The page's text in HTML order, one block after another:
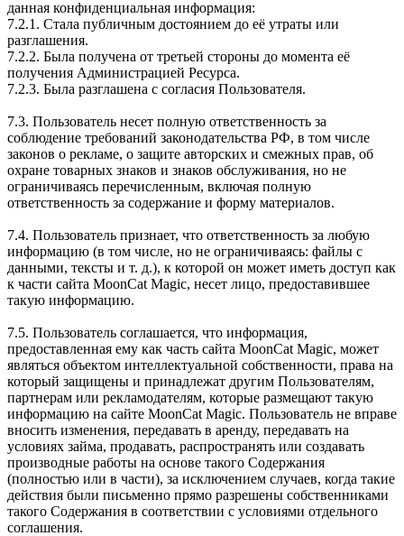
данная конфиденциальная информация:
7.2.1. Стала публичным достоянием до её утраты или
разглашения.
7.2.2. Была получена от третьей стороны до момента её
получения Администрацией Ресурса.
7.2.3. Была разглашена с согласия Пользователя.
7.3. Пользователь несет полную ответственность за
соблюдение требований законодательства РФ, в том числе
законов о рекламе, о защите авторских и смежных прав, об
охране товарных знаков и знаков обслуживания, но не
ограничиваясь перечисленным, включая полную
ответственность за содержание и форму материалов.
7.4. Пользователь признает, что ответственность за любую
информацию (в том числе, но не ограничиваясь: файлы с
данными, тексты и т. д.), к которой он может иметь доступ как
к части сайта MoonCat Magic, несет лицо, предоставившее
такую информацию.
7.5. Пользователь соглашается, что информация,
предоставленная ему как часть сайта MoonCat Magic, может
являться объектом интеллектуальной собственности, права на
который защищены и принадлежат другим Пользователям,
партнерам или рекламодателям, которые размещают такую
информацию на сайте MoonCat Magic. Пользователь не вправе
вносить изменения, передавать в аренду, передавать на
условиях займа, продавать, распространять или создавать
производные работы на основе такого Содержания
(полностью или в части), за исключением случаев, когда такие
действия были письменно прямо разрешены собственниками
такого Содержания в соответствии с условиями отдельного
соглашения.